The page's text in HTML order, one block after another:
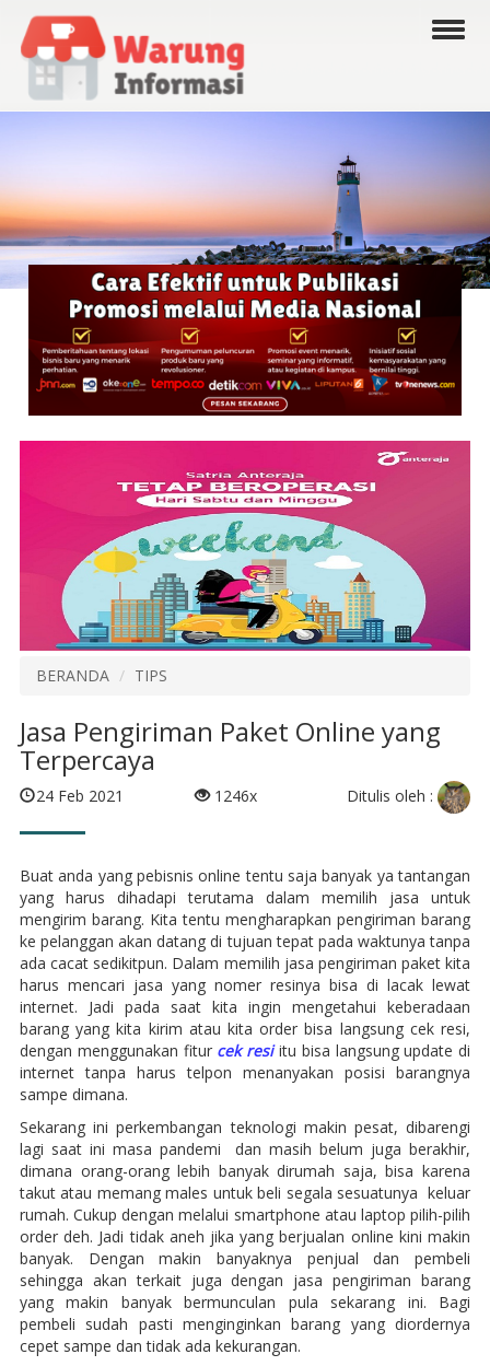
BERANDA TIPS
Jasa Pengiriman Paket Online yang
Terpercaya
24 Feb 2021 1246x Ditulis oleh :
Buat anda yang pebisnis online tentu saja banyak ya tantangan
yang harus dihadapi terutama dalam memilih jasa untuk
mengirim barang. Kita tentu mengharapkan pengiriman barang
ke pelanggan akan datang di tujuan tepat pada waktunya tanpa
ada cacat sedikitpun. Dalam memilih jasa pengiriman paket kita
harus mencari jasa yang nomer resinya bisa di lacak lewat
internet. Jadi pada saat kita ingin mengetahui keberadaan
barang yang kita kirim atau kita order bisa langsung cek resi,
dengan menggunakan fitur cek resiitu bisa langsung update di
internet tanpa harus telpon menanyakan posisi barangnya
sampe dimana.
Sekarang ini perkembangan teknologi makin pesat, dibarengi
lagi saat ini masa pandemi dan masih belum juga berakhir,
dimana orang-orang lebih banyak dirumah saja, bisa karena
takut atau memang males untuk beli segala sesuatunya keluar
rumah. Cukup dengan melalui smartphone atau laptop pilih-pilih
order deh. Jadi tidak aneh jika yang berjualan online kini makin
banyak. Dengan makin banyaknya penjual dan pembeli
sehingga akan terkait juga dengan jasa pengiriman barang
yang makin banyak bermunculan pula sekarang ini. Bagi
pembeli sudah pasti menginginkan barang yang diordernya
cepet sampe dan tidak ada kekurangan.